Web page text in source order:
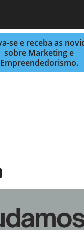
se e receba as
sobre Marketing e
Empreendedorismo.